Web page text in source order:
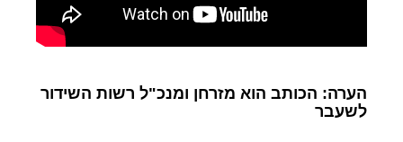
הערה: הכותב הוא מזרחן ומנכ"ל רשות השידור
לשעבר